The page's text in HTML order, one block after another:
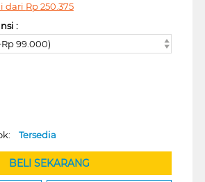
dari Rp250.375
:
99.000)
Tersedia
BELI SEKARANG